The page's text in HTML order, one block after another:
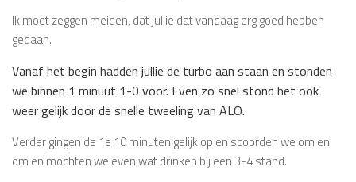
Ik moet zeggen meiden, dat jullie dat vandaag erg goed hebben
gedaan.
Vanaf het begin hadden jullie de turbo aan staan en stonden
we binnen 1 minuut 1-0 voor. Even zo snel stond het ook
weer gelijk door de snelle tweeling van ALO.
Verder gingen de 1e 10 minuten gelijk op en scoorden we om en
om en mochten we even wat drinken bij een 3-4 stand.